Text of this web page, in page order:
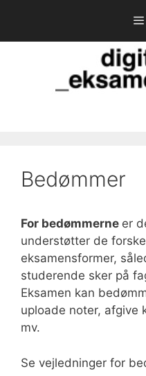
indhold
Bedømmer
For bedømmerne er
understøtter de
eksamensformer,
studerende sker på
Eksamen kan
uploade noter, afgive
mv.
Se vejledninger for